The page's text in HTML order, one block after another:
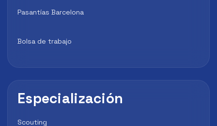
Pasantías Barcelona
Bolsa de trabajo
Especialización
Scouting